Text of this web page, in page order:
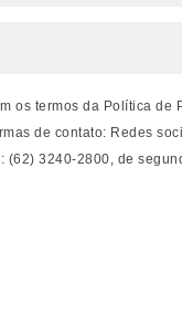
os termos da Política de
de contato: Redes
(62) 3240-2800, de